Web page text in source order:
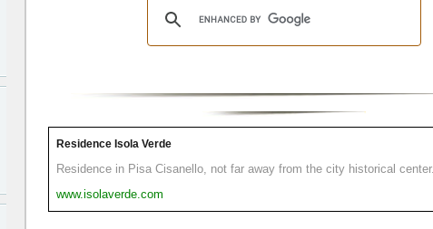
Residence Isola Verde
Residence in Pisa Cisanello, not far away from the city historical center.
www.isolaverde.com